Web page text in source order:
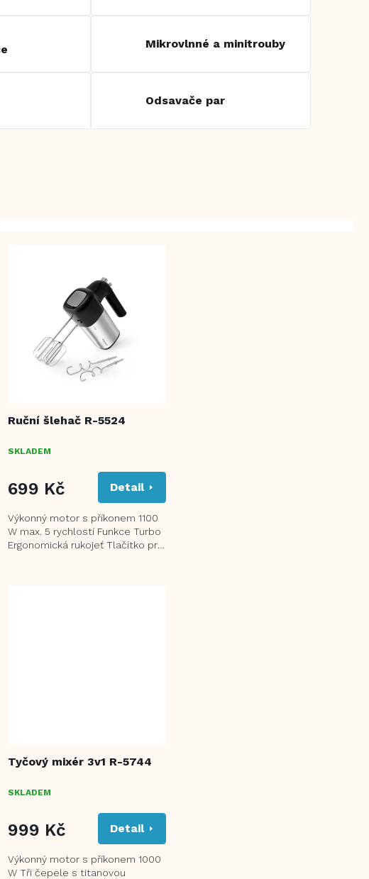
Mikrovlnné a minitrouby
Odsavače par
Ruční šlehač R-5524
SKLADEM
699 Kč Detail
Výkonný motor s příkonem 1100
W max. 5 rychlostí Funkce Turbo
Ergonomická rukojeť Tlačítko pro
Tyčový mixér 3v1 R-5744
SKLADEM
999 Kč Detail
Výkonný motor s příkonem 1000
W Tři čepele s titanovou